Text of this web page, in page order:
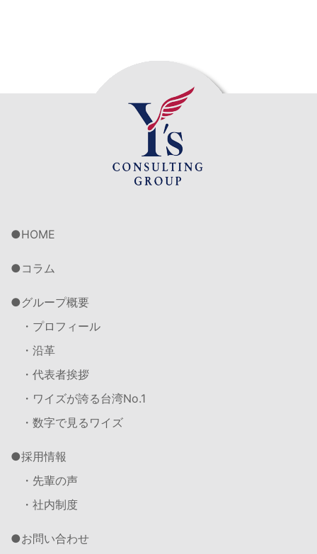
HOME
コラム
グループ概要
・プロフィール
・沿革
・代表者挨拶
・ワイズが誇る台湾No.1
・数字で見るワイズ
採用情報
・先輩の声
・社内制度
お問い合わせ